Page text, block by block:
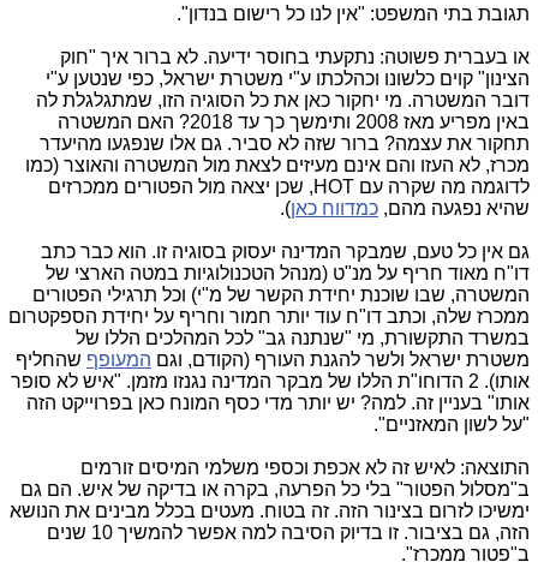
תגובת בתי המשפט: "אין לנו כל רישום בנדון".
או בעברית פשוטה: נתקעתי בחוסר ידיעה. לא ברור איך "חוק
הצינון" קוים כלשונו וכהלכתו ע"י משטרת ישראל, כפי שנטען ע"י
דובר המשטרה. מי יחקור כאן את כל הסוגיה הזו, שמתגלגלת לה
באין מפריע מאז 2008 ותימשך כך עד 2018? האם המשטרה
תחקור את עצמה? ברור שזה לא סביר. גם אלו שנפגעו מהיעדר
מכרז, לא העזו והם אינם מעיזים לצאת מול המשטרה והאוצר (כמו
לדוגמה מה שקרה עם HOT, שכן יצאה מול הפטורים ממכרזים
שהיא נפגעה מהם, כמדווח כאן).
גם אין כל טעם, שמבקר המדינה יעסוק בסוגיה זו. הוא כבר כתב
דו"ח מאוד חריף על מנ"ט (מנהל הטכנולוגיות במטה הארצי של
המשטרה, שבו שוכנת יחידת הקשר של מ"י) וכל תרגילי הפטורים
ממכרז שלה, וכתב דו"ח עוד יותר חמור וחריף על יחידת הספקטרום
במשרד התקשורת, מי "שנתנה גב" לכל המהלכים הללו של
משטרת ישראל ולשר להגנת העורף (הקודם, וגם המעופף שהחליף
אותו). 2 הדוחו"ת הללו של מבקר המדינה נגנזו מזמן. "איש לא סופר
אותו" בעניין זה. למה? יש יותר מדי כסף המונח כאן בפרוייקט הזה
"על לשון המאזניים".
התוצאה: לאיש זה לא אכפת וכספי משלמי המיסים זורמים
ב"מסלול הפטור" בלי כל הפרעה, בקרה או בדיקה של איש. הם גם
ימשיכו לזרום בצינור הזה. זה בטוח. מעטים בכלל מבינים את הנושא
הזה, גם בציבור. זו בדיוק הסיבה למה אפשר להמשיך 10 שנים
ב"פטור ממכרז".